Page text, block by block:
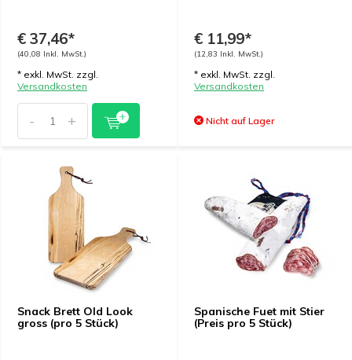
€ 37,46*
(40,08 Inkl. MwSt.)
* exkl. MwSt. zzgl.
Versandkosten
- +
€ 11,99*
(12,83 Inkl. MwSt.)
* exkl. MwSt. zzgl.
Versandkosten
Nicht auf Lager
Snack Brett Old Look
gross (pro 5 Stück)
Spanische Fuet mit Stier
(Preis pro 5 Stück)